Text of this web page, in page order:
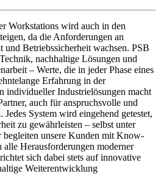
Workstations wird auch in den
da die Anforderungen an
Betriebssicherheit wachsen. PSB
nachhaltige Lösungen und
– Werte, die in jeder Phase eines
Erfahrung in der
individueller Industrielösungen macht
auch für anspruchsvolle und
System wird eingehend getestet,
zu gewährleisten – selbst unter
begleiten unsere Kunden mit Know-
Herausforderungen moderner
sich dabei stets auf innovative
Weiterentwicklung